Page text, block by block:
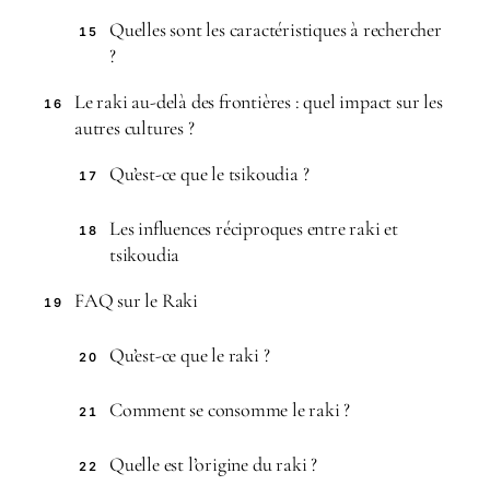
15
Quelles sont les caractéristiques à rechercher
?
16
Le raki au-delà des frontières : quel impact sur les
autres cultures ?
17 Qu’est-ce que le tsikoudia ?
18
Les influences réciproques entre raki et
tsikoudia
19 FAQ sur le Raki
20 Qu’est-ce que le raki ?
21 Comment se consomme le raki ?
22 Quelle est l’origine du raki ?